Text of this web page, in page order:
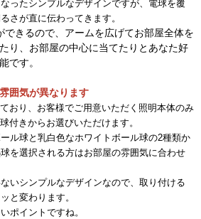
ったシンプルなデザインですが、電球を覆
さが直に伝わってきます。
できるので、アームを広げてお部屋全体を
り、お部屋の中心に当てたりとあなた好
です。
囲気が異なります
おり、お客様でご用意いただく照明本体のみ
付きからお選びいただけます。
ル球と乳白色なホワイトボール球の2種類か
を選択される方はお部屋の雰囲気に合わせ
いシンプルなデザインなので、取り付ける
と変わります。
ポイントですね。